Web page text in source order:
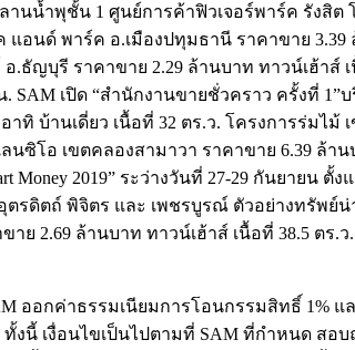
นน้ำพุชั้น 1 ศูนย์การค้าฟิวเจอร์พาร์ค รังสิต
นด์ พาร์ค อ.เมืองปทุมธานี ราคาขาย 3.39
ธัญบุรี ราคาขาย 2.29 ล้านบาท ทาวน์เฮ้าส์
. SAM เปิด “สำนักงานขายชั่วคราว ครั้งที่
ทิ บ้านเดี่ยว เนื้อที่ 32 ตร.ว. โครงการร่ม
นซิโอ เขตคลองสามาวา ราคาขาย 6.39 ล้า
2019” ระว่างวันที่ 27-29 กันยายน ตั้
ตถ์ พิจิตร และ เพชรบูรณ์ ตัวอย่างทรัพย์น่
ย 2.69 ล้านบาท ทาวน์เฮ้าส์ เนื้อที่ 38.5 ต
อกค่าธรรมเนียมการโอนกรรมสิทธิ์ 1% แ
เงื่อนไขเป็นไปตามที่ SAM ที่กำหนด สอบถ